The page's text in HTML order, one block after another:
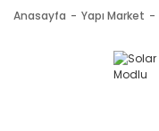
Anasayfa Yapı Market